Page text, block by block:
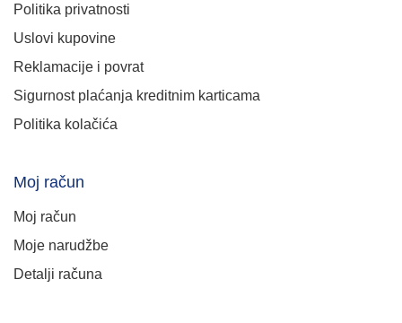
Politika privatnosti
Uslovi kupovine
Reklamacije i povrat
Sigurnost plaćanja kreditnim karticama
Politika kolačića
Moj račun
Moj račun
Moje narudžbe
Detalji računa